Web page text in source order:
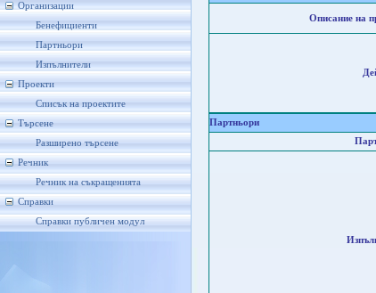
Организации
Бенефициенти
Партньори
Изпълнители
Проекти
Списък на проектите
Търсене
Разширено търсене
Речник
Речник на съкращенията
Справки
Справки публичен модул
Описание на
Партньори